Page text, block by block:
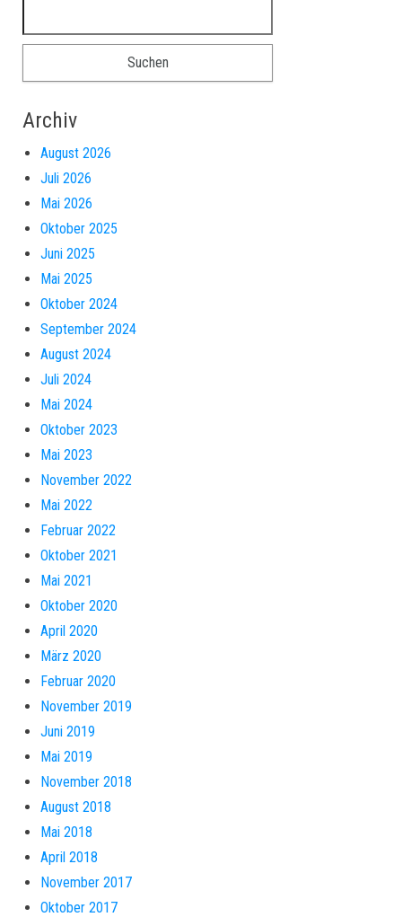
Archiv
August 2026
Juli 2026
Mai 2026
Oktober 2025
Juni 2025
Mai 2025
Oktober 2024
September 2024
August 2024
Juli 2024
Mai 2024
Oktober 2023
Mai 2023
November 2022
Mai 2022
Februar 2022
Oktober 2021
Mai 2021
Oktober 2020
April 2020
März 2020
Februar 2020
November 2019
Juni 2019
Mai 2019
November 2018
August 2018
Mai 2018
April 2018
November 2017
Oktober 2017